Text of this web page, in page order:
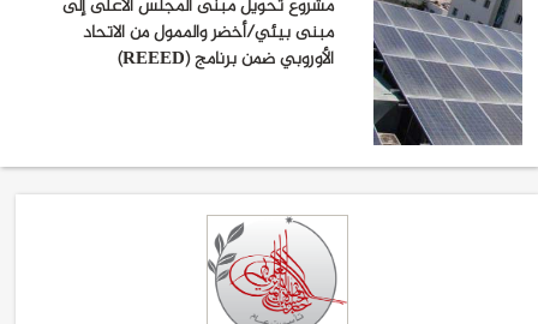
مشروع تحويل مبنى المجلس الأعلى إلى
مبنى بيئي/أخضر والممول من الاتحاد
الأوروبي ضمن برنامج (REEED)